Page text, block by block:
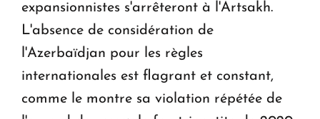
expansionnistes s'arrêteront à l'Artsakh.
L'absence de considération de
l'Azerbaïdjan pour les règles
internationales est flagrant et constant,
comme le montre sa violation répétée de